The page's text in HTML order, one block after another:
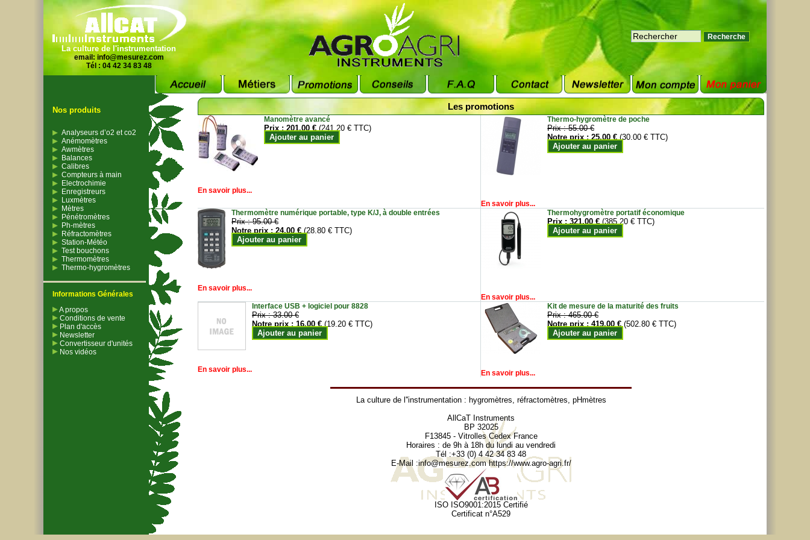
La culture de l'instrumentation
email: info@mesurez.com
Tél : 04 42 34 83 48
Nos produits
Analyseurs d’o2 et co2
Anémomètres
Awmètres
Balances
Calibres
Compteurs à main
Electrochimie
Enregistreurs
Luxmètres
Mètres
Pénétromètres
Ph-mètres
Réfractomètres
Station-Météo
Test bouchons
Thermomètres
Thermo-hygromètres
Informations Générales
A propos
Conditions de vente
Plan d'accès
Newsletter
Convertisseur d'unités
Nos vidéos
Les promotions
Manomètre avancé
Prix :201.00 € (241.20 € TTC)
Ajouter au panier
En savoir plus...
Thermo-hygromètre de poche
Prix :55.00 €
Notre prix :25.00 € (30.00 € TTC)
Ajouter au panier
En savoir plus...
Thermomètre numérique portable, type K/J, à double entrées
Prix :95.00 €
Notre prix :24.00 € (28.80 € TTC)
Ajouter au panier
En savoir plus...
Thermohygromètre portatif économique
Prix :321.00 € (385.20 € TTC)
Ajouter au panier
En savoir plus...
Interface USB + logiciel pour 8828
Prix :33.00 €
Notre prix :16.00 € (19.20 € TTC)
Ajouter au panier
En savoir plus...
Kit de mesure de la maturité des fruits
Prix :465.00 €
Notre prix :419.00 € (502.80 € TTC)
Ajouter au panier
En savoir plus...
La culture de l''instrumentation : hygromètres, réfractomètres, pHmètres
AllCaT Instruments
BP 32025
F13845 - Vitrolles Cedex France
Horaires : de 9h à 18h du lundi au vendredi
Tél :+33 (0) 4 42 34 83 48
E-Mail :info@mesurez.com https://www.agro-agri.fr/
ISO ISO9001:2015 Certifié
Certificat n°A529